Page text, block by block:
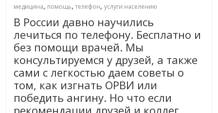
медицина, помощь,телефон,услуги населению
В России давно научились
лечиться по телефону. Бесплатно и
без помощи врачей. Мы
консультируемся у друзей, а также
сами с легкостью даем советы о
том, как изгнать ОРВИ или
победить ангину. Но что если